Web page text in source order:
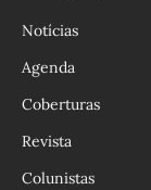
Notícias
Agenda
Coberturas
Revista
Colunistas